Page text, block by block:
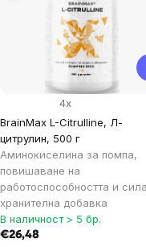
products
BrainMax L-Citrulline, Л-
цитрулин, 500 г
Аминокиселина за помпа,
повишаване на
работоспособността и
хранителна добавка
4x
В наличност > 5 бр.
€26,48